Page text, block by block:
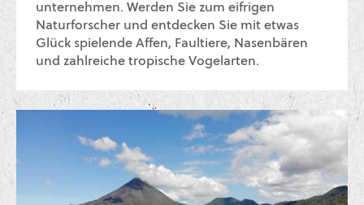
unternehmen. Werden Sie zum eifrigen
Naturforscher und entdecken Sie mit etwas
Glück spielende Affen, Faultiere, Nasenbären
und zahlreiche tropische Vogelarten.